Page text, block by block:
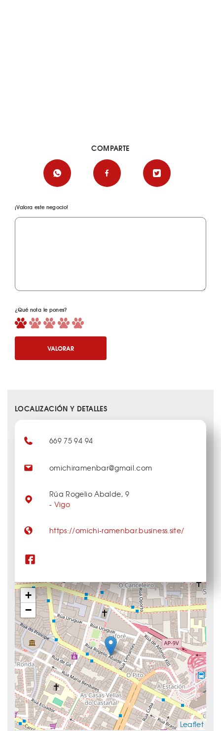
¡Valora este negocio!
¿Qué nota le pones?
VALORAR
COMPARTE
LOCALIZACIÓN Y DETALLES
+
−
Leaflet
669 75 94 94
omichiramenbar@gmail.com
Rúa Rogelio Abalde, 9
- Vigo
https://omichi-ramenbar.business.site/